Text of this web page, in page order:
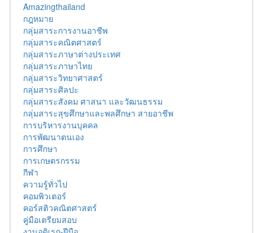
Amazingthailand
กฎหมาย
กลุ่มสาระการงานอาชีพ
กลุ่มสาระคณิตศาสตร์
กลุ่มสาระภาษาต่างประเทศ
กลุ่มสาระภาษาไทย
กลุ่มสาระวิทยาศาสตร์
กลุ่มสาระศิลปะ
กลุ่มสาระสังคม ศาสนา และวัฒนธรรม
กลุ่มสาระสุขศึกษาและพลศึกษา สายอาชีพ
การบริหารงานบุคคล
การพัฒนาตนเอง
การศึกษา
การเกษตรกรรม
กีฬา
ความรู้ทั่วไป
คอมพิวเตอร์
คอร์สติวคณิตศาสตร์
คู่มือเตรียมสอบ